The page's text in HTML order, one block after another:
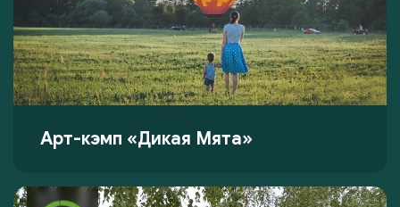
Арт-кэмп «Дикая Мята»